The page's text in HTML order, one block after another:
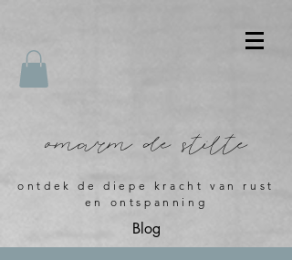
omarm de stilte
ontdek de diepe kracht van rust
en ontspanning
Blog